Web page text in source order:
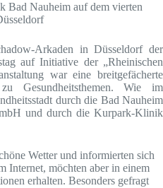
Bad Nauheim auf dem vierten
Arkaden in Düsseldorf der
auf Initiative der „Rheinischen
war eine breitgefächerte
Gesundheitsthemen. Wie im
durch die Bad Nauheim
und durch die Kurpark-Klinik
Wetter und informierten sich
Internet, möchten aber in einem
erhalten. Besonders gefragt